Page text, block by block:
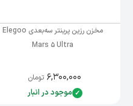
مخزن رزین پرینتر سه‌بعدی Elegoo
Mars 5 Ultra
موجود در انبار
۶,۳۰۰,۰۰۰ تومان